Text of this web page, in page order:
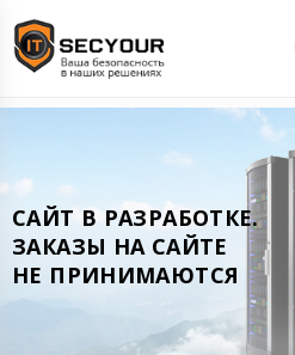
CАЙТ В РАЗРАБОТКЕ.
ЗАКАЗЫ НА САЙТЕ
НЕ ПРИНИМАЮТСЯ